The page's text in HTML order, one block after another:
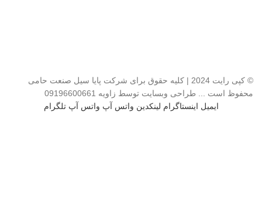
© کپی رایت 2024 | کلیه حقوق برای شرکت پایا سیل صنعت حامی
محفوظ است ... طراحی وبسایت توسط زاویه 09196600661
ایمیل اینستاگرام لینکدین واتس آپ واتس آپ تلگرام